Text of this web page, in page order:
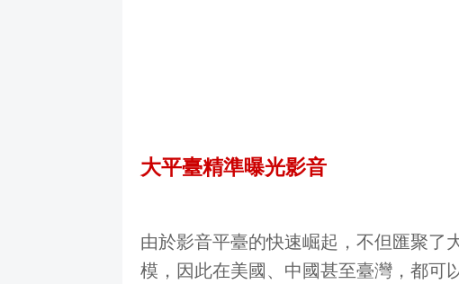
大平臺精準曝光影音
由於影音平臺的快速崛起，不但匯聚了
模，因此在美國、中國甚至臺灣，都可